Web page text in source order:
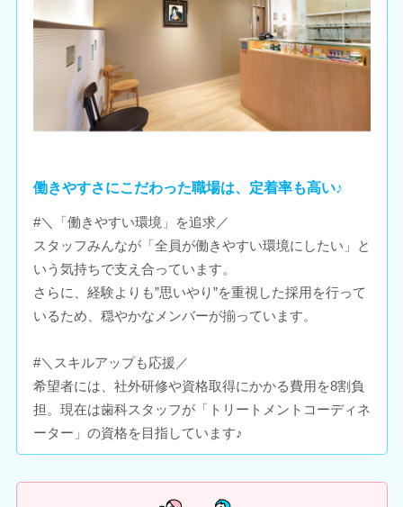
働きやすさにこだわった職場は、定着率も高い♪
#＼「働きやすい環境」を追求／
スタッフみんなが「全員が働きやすい環境にしたい」と
いう気持ちで支え合っています。
さらに、経験よりも”思いやり”を重視した採用を行って
いるため、穏やかなメンバーが揃っています。
#＼スキルアップも応援／
希望者には、社外研修や資格取得にかかる費用を8割負
担。現在は歯科スタッフが「トリートメントコーディネ
ーター」の資格を目指しています♪